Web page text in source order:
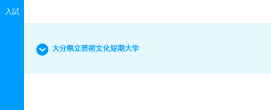
入試
大分県立芸術文化短期大学